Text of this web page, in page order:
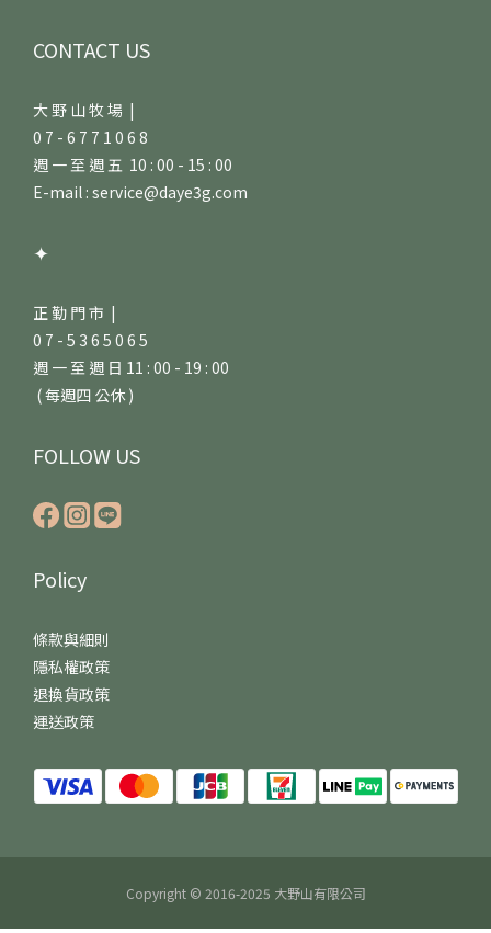
CONTACT US
大 野 山 牧 場 |
0 7 - 6 7 7 1 0 6 8
週 一 至 週 五 10 : 00 - 15 : 00
E-mail : service@daye3g.com
✦
正 勤 門 市 |
0 7 - 5 3 6 5 0 6 5
週 一 至 週 日 11 : 00 - 19 : 00
( 每週四 公休 )
FOLLOW US
Policy
條款與細則
隱私權政策
退換貨政策
運送政策
Copyright © 2016-2025 大野山有限公司